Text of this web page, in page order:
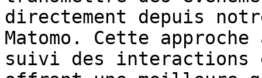
directement depuis
Matomo. Cette
suivi des interactions